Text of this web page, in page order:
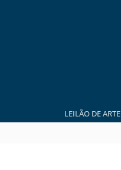
LEILÃO DE ARTE